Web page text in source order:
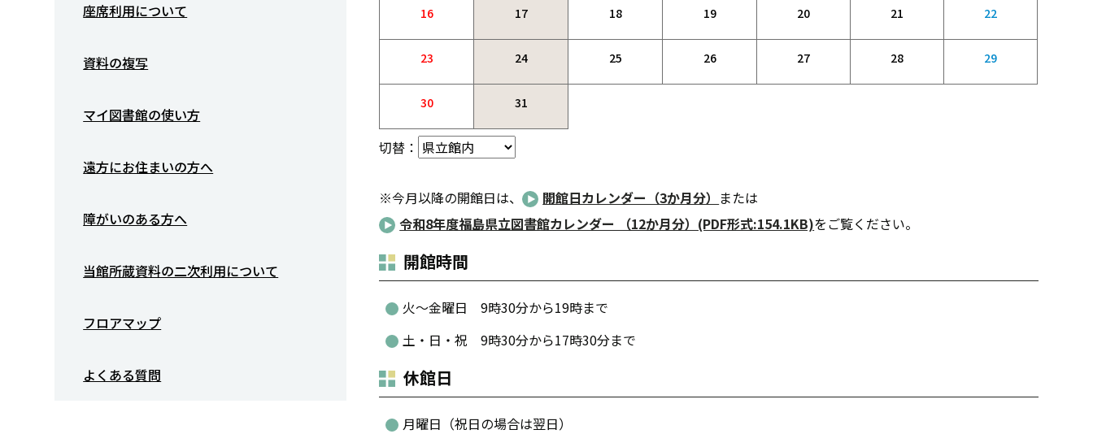
座席利用について
資料の複写
マイ図書館の使い方
遠方にお住まいの方へ
障がいのある方へ
当館所蔵資料の二次利用について
フロアマップ
よくある質問
16 17 18 19 20 21 22
23 24 25 26 27 28 29
30 31
切替：
※今月以降の開館日は、 開館日カレンダー（3か月分） または
令和8年度福島県立図書館カレンダー （12か月分）(PDF形式:154.1KB)をご覧ください。
開館時間
火～金曜日 9時30分から19時まで
土・日・祝 9時30分から17時30分まで
休館日
月曜日（祝日の場合は翌日）